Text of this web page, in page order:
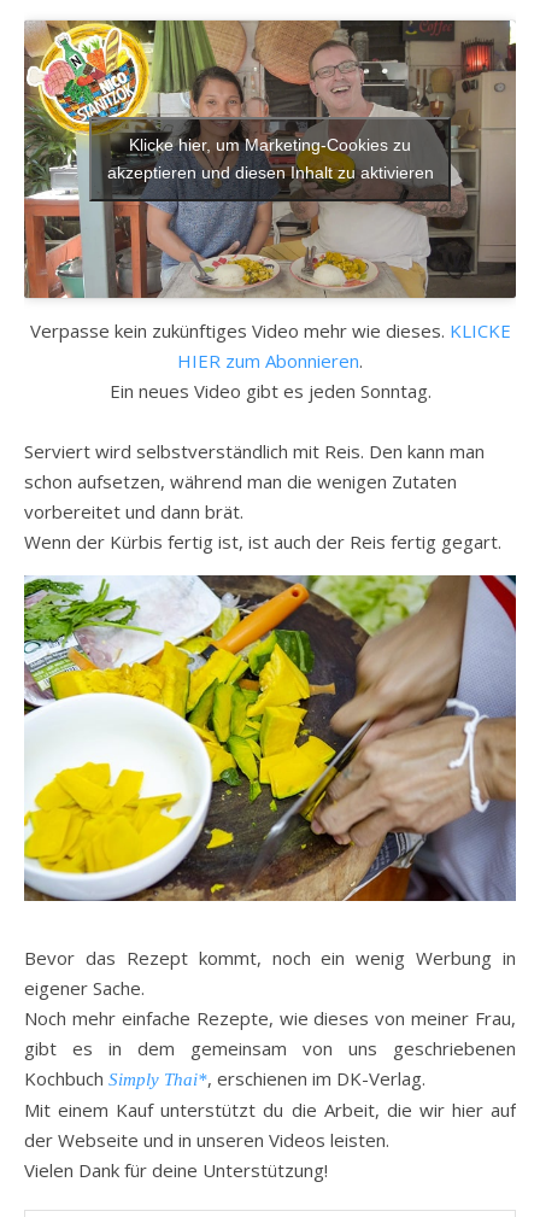
Klicke hier, um Marketing-Cookies zu
akzeptieren und diesen Inhalt zu aktivieren
Verpasse kein zukünftiges Video mehr wie dieses. KLICKE
HIER zum Abonnieren.
Ein neues Video gibt es jeden Sonntag.
Serviert wird selbstverständlich mit Reis. Den kann man
schon aufsetzen, während man die wenigen Zutaten
vorbereitet und dann brät.
Wenn der Kürbis fertig ist, ist auch der Reis fertig gegart.
Bevor das Rezept kommt, noch ein wenig Werbung in
eigener Sache.
Noch mehr einfache Rezepte, wie dieses von meiner Frau,
gibt es in dem gemeinsam von uns geschriebenen
Kochbuch Simply Thai*, erschienen im DK-Verlag.
Mit einem Kauf unterstützt du die Arbeit, die wir hier auf
der Webseite und in unseren Videos leisten.
Vielen Dank für deine Unterstützung!